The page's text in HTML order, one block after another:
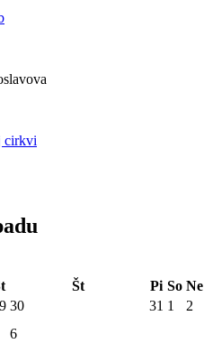
cirkvi
Št Pi So Ne
30 31 1 2
6